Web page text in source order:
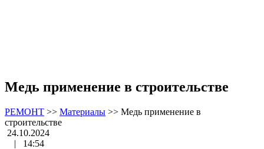
Медь применение в строительстве
РЕМОНТ >> Материалы >> Медь применение в
строительстве
24.10.2024
|
14:54